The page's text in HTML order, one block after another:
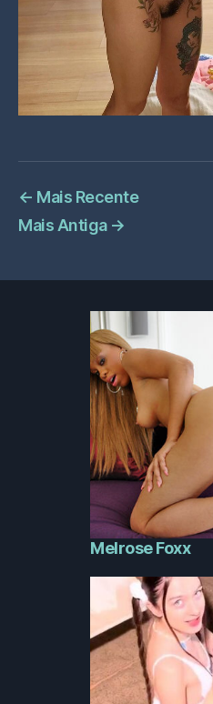
← Mais Recente
Mais Antiga →
Melrose Foxx